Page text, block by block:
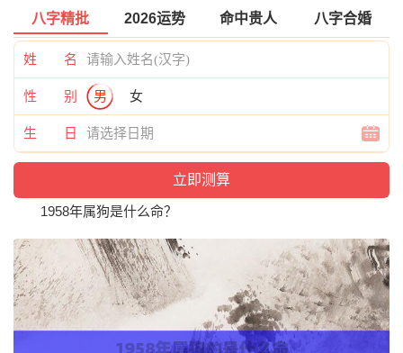
八字精批 2026运势 命中贵人 八字合婚
姓 名
性 别 男 女
生 日
1958年属狗是什么命？